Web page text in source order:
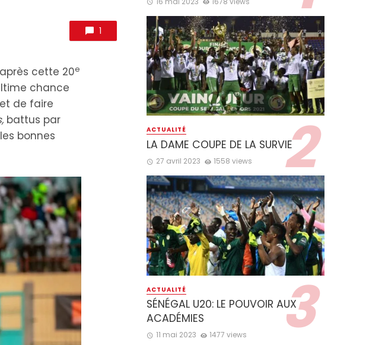
1
cette 20e
chance
de faire
battus par
bonnes
ACTUALITÉ
LA DAME COUPE DE LA SURVIE
27 avril 2023 1558 views
ACTUALITÉ
SÉNÉGAL U20: LE POUVOIR AUX
ACADÉMIES
11 mai 2023 1477 views